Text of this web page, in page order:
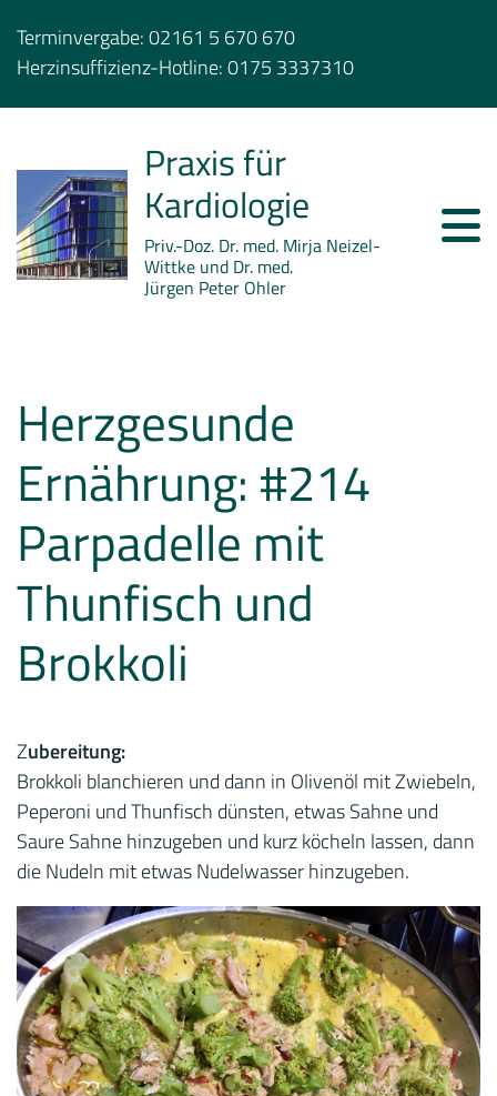
Terminvergabe:02161 5 670 670
Herzinsuffizienz-Hotline:0175 3337310
Praxis für
Kardiologie
Priv.-Doz. Dr. med. Mirja Neizel-
Wittke und Dr. med.
Jürgen Peter Ohler
Herzgesunde
Ernährung: #214
Parpadelle mit
Thunfisch und
Brokkoli
Zubereitung:
Brokkoli blanchieren und dann in Olivenöl mit Zwiebeln,
Peperoni und Thunfisch dünsten, etwas Sahne und
Saure Sahne hinzugeben und kurz köcheln lassen, dann
die Nudeln mit etwas Nudelwasser hinzugeben.